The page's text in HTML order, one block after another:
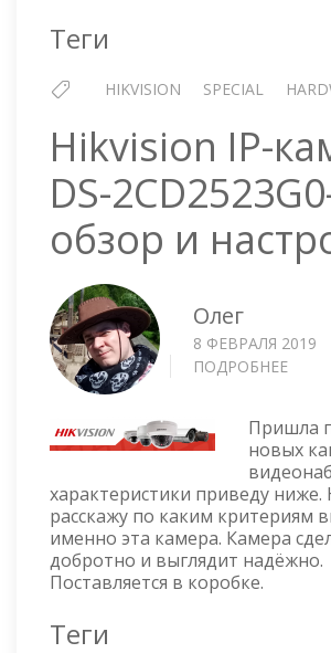
Теги
HIKVISION SPECIAL
Hikvision IP-
DS-
обзор и
Олег
8 ФЕВРАЛЯ 2019
ПОДРОБНЕЕ
DS-
IS
И
Пришла
новых
характеристики приведу ниже.
расскажу по каким критериям
именно эта камера. Камера
добротно и выглядит надёжно.
Поставляется в коробке.
Теги